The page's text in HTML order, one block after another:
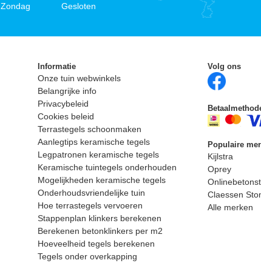
Zondag
Gesloten
Informatie
Onze tuin webwinkels
Belangrijke info
Privacybeleid
Cookies beleid
Terrastegels schoonmaken
Aanlegtips keramische tegels
Legpatronen keramische tegels
Keramische tuintegels onderhouden
Mogelijkheden keramische tegels
Onderhoudsvriendelijke tuin
Hoe terrastegels vervoeren
Stappenplan klinkers berekenen
Berekenen betonklinkers per m2
Hoeveelheid tegels berekenen
Tegels onder overkapping
Volg ons
Populaire
Kijlstra
Oprey
Claessen
Alle merken